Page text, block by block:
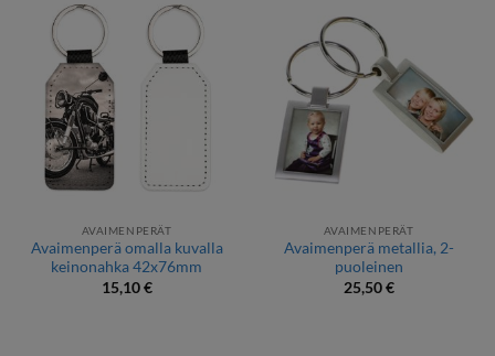
AVAIMENPERÄT
Avaimenperä omalla kuvalla
keinonahka 42x76mm
15,10€
AVAIMENPERÄT
Avaimenperä metallia, 2-
puoleinen
25,50€